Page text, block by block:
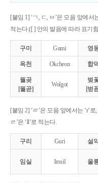
[붙임 1] ‘ㄱ, ㄷ, ㅂ’은 모음 앞에서
적는다.([ ] 안의 발음에 따라 표기
구미 Gumi 영
옥천 Okcheon 합덕
월곶
[월곧]
Wolgot
벚
[벋
[붙임 2] ‘ㄹ’은 모음 앞에서는 ‘r’
ㄹ’은 ‘ll’로 적는다.
구리 Guri 설
임실 Imsil 울